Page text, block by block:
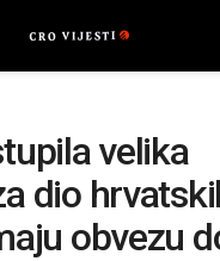
velika
dio
obvezu